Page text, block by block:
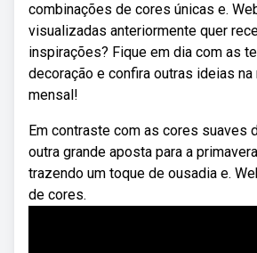
combinações de cores únicas e.
visualizadas anteriormente quer
inspirações? Fique em dia com as
decoração e confira outras ideias
mensal!
Em contraste com as cores suaves
outra grande aposta para a
trazendo um toque de ousadia e.
de cores.